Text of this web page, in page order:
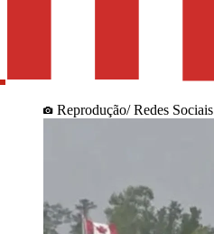
Reprodução/ Redes Sociais